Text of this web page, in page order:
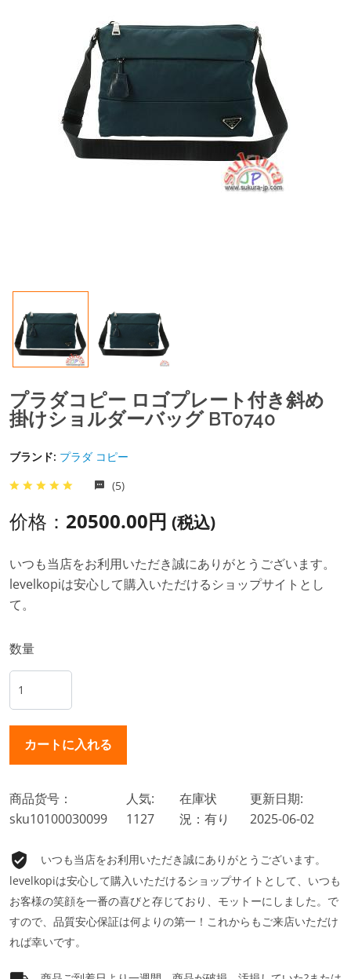
プラダコピー ロゴプレート付き斜め
掛けショルダーバッグ BT0740
ブランド: プラダ コピー
(5)
价格： 20500.00円 (税込)
いつも当店をお利用いただき誠にありがとうございます。
levelkopiは安心して購入いただけるショップサイトとし
て。
数量
商品货号：
sku10100030099
人気:
1127
在庫状
況：有り
更新日期:
2025-06-02
いつも当店をお利用いただき誠にありがとうございます。
levelkopiは安心して購入いただけるショップサイトとして、いつも
お客様の笑顔を一番の喜びと存じており、モットーにしました。で
すので、品質安心保証は何よりの第一！これからもご来店いただけ
れば幸いです。